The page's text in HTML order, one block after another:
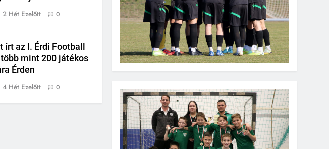
2 Hét Ezelőtt 0
az I. Érdi Football
mint 200 játékos
Érden
4 Hét Ezelőtt 0